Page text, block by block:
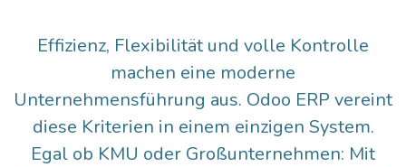
Effizienz, Flexibilität und volle Kontrolle
machen eine moderne
Unternehmensführung aus. Odoo ERP vereint
diese Kriterien in einem einzigen System.
Egal ob KMU oder Großunternehmen: Mit